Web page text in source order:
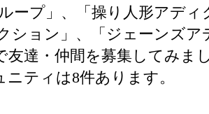
ープ」、「操り人形アディ
ション」、「ジェーンズア
達・仲間を募集してみま
ティは8件あります。